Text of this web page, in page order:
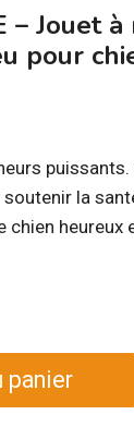
– Jouet
pour
puissants.
soutenir la
chien heureux
panier